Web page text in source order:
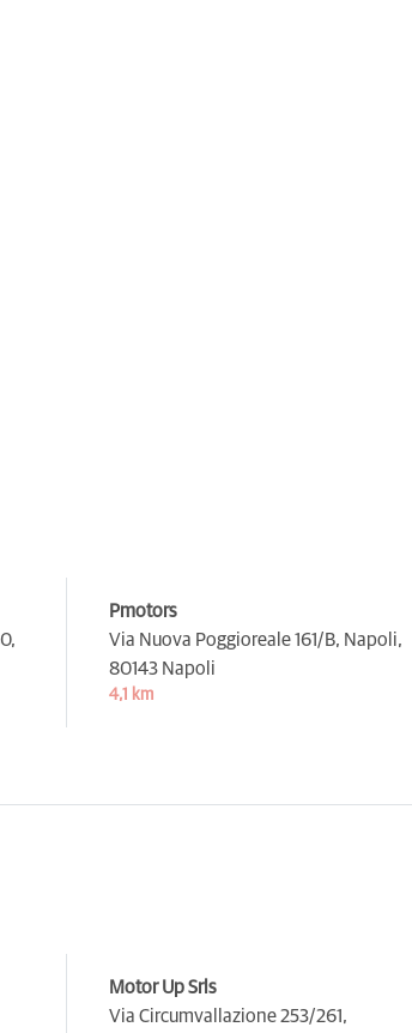
Pmotors
Via Nuova Poggioreale 161/B, Napoli,
80143 Napoli
4,1 km
Motor Up Srls
Via Circumvallazione 253/261,